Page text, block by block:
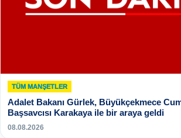
TÜM MANŞETLER
Adalet Bakanı Gürlek, Büyükçekmece
Başsavcısı Karakaya ile bir araya geldi
08.08.2026